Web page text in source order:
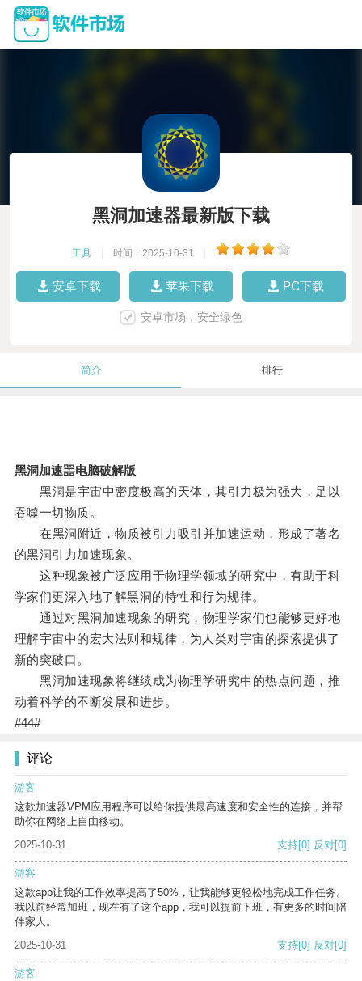
黑洞加速器最新版下载
工具 时间：2025-10-31
安卓下载 苹果下载 PC下载
安卓市场，安全绿色
简介 排行
黑洞加速噐电脑破解版
黑洞是宇宙中密度极高的天体，其引力极为强大，足以
吞噬一切物质。
在黑洞附近，物质被引力吸引并加速运动，形成了著名
的黑洞引力加速现象。
这种现象被广泛应用于物理学领域的研究中，有助于科
学家们更深入地了解黑洞的特性和行为规律。
通过对黑洞加速现象的研究，物理学家们也能够更好地
理解宇宙中的宏大法则和规律，为人类对宇宙的探索提供了
新的突破口。
黑洞加速现象将继续成为物理学研究中的热点问题，推
动着科学的不断发展和进步。
#44#
评论
游客
这款加速器VPM应用程序可以给你提供最高速度和安全性的连接，并帮
助你在网络上自由移动。
2025-10-31
支持[0] 反对[0]
游客
这款app让我的工作效率提高了50%，让我能够更轻松地完成工作任务。
我以前经常加班，现在有了这个app，我可以提前下班，有更多的时间陪
伴家人。
2025-10-31
支持[0] 反对[0]
游客